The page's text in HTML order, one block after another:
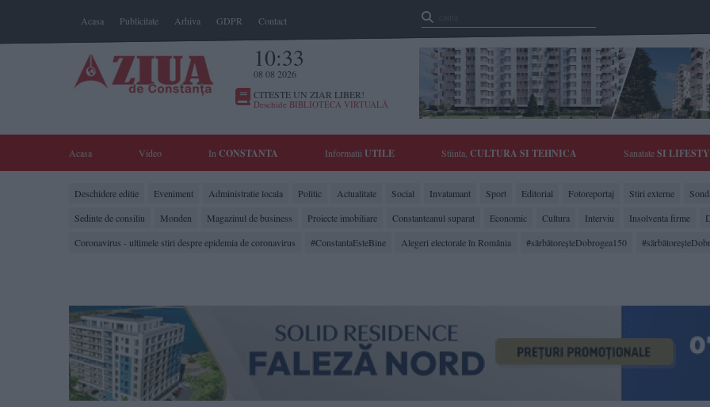
Acasa Publicitate Arhiva GDPR Contact
10:33
08 08 2026
CITESTE UN ZIAR LIBER!
Deschide BIBLIOTECA VIRTUALĂ
Acasa Video In CONSTANTA Informatii UTILE Stiinta, CULTURA SI TEHNICA SanatateSI
Deschidere editie Eveniment Administratie locala Politic Actualitate Social Invatamant Sport Editorial Fotoreportaj Stiri externe
Sedinte de consiliu
Monden Magazinul de business Proiecte imobiliare Constanteanul suparat Economic Cultura Interviu Insolventa firme
Coronavirus - ultimele stiri despre epidemia de coronavirus
#ConstantaEsteBine Alegeri electorale în România #sărbătoreşteDobrogea150